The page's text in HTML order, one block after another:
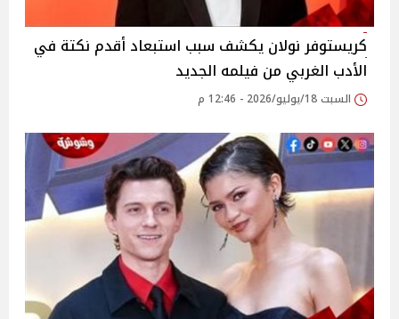
كريستوفر نولان يكشف سبب استبعاد أقدم نكتة في
الأدب الغربي من فيلمه الجديد
السبت 18/يوليو/2026 - 12:46 م